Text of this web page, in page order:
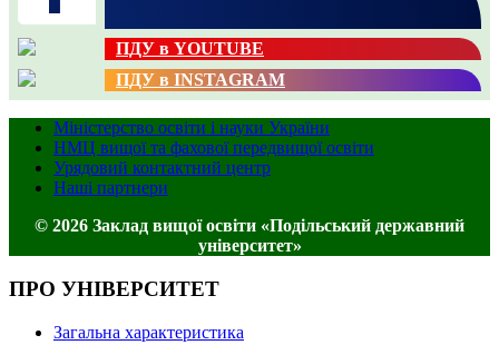
ПДУ в YOUTUBE
ПДУ в INSTAGRAM
Міністерство освіти і науки України
НМЦ вищої та фахової передвищої освіти
Урядовий контактний центр
Наші партнери
© 2026 Заклад вищої освіти «Подільський державний
університет»
ПРО УНІВЕРСИТЕТ
Загальна характеристика